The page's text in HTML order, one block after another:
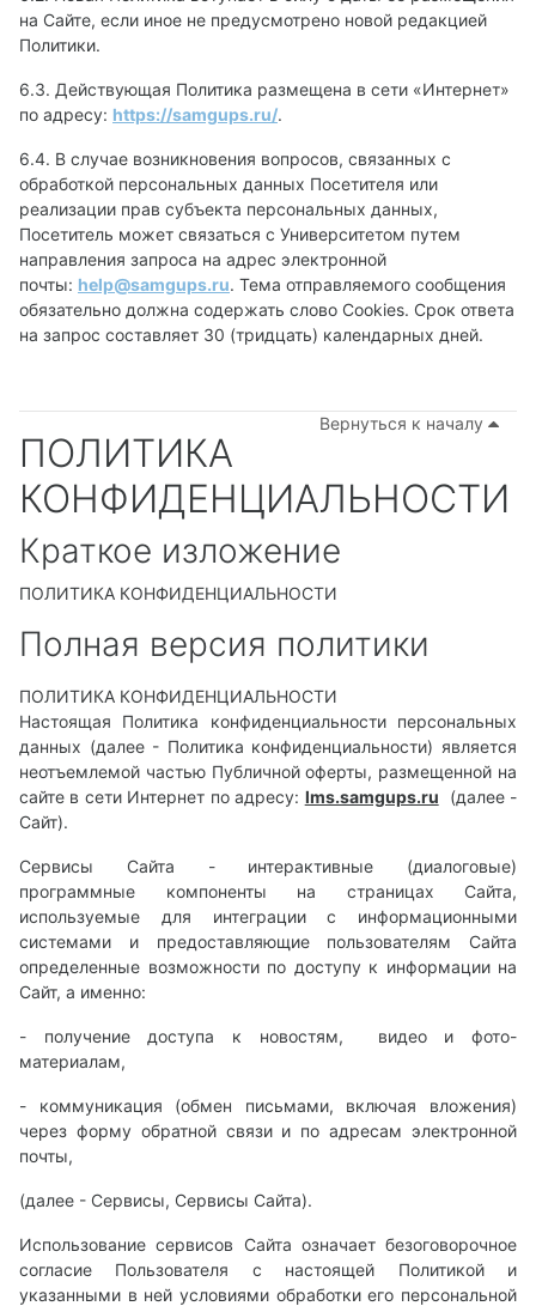
на Сайте, если иное не предусмотрено новой редакцией
Политики.
6.3. Действующая Политика размещена в сети «Интернет»
по адресу: https://samgups.ru/.
6.4. В случае возникновения вопросов, связанных с
обработкой персональных данных Посетителя или
реализации прав субъекта персональных данных,
Посетитель может связаться с Университетом путем
направления запроса на адрес электронной
почты: help@samgups.ru. Тема отправляемого сообщения
обязательно должна содержать слово Cookies. Срок ответа
на запрос составляет 30 (тридцать) календарных дней.
Вернуться к началу
ПОЛИТИКА
КОНФИДЕНЦИАЛЬНОСТИ
Краткое изложение
ПОЛИТИКА КОНФИДЕНЦИАЛЬНОСТИ
Полная версия политики
ПОЛИТИКА КОНФИДЕНЦИАЛЬНОСТИ
Настоящая Политика конфиденциальности персональных
данных (далее - Политика конфиденциальности) является
неотъемлемой частью Публичной оферты, размещенной на
сайте в сети Интернет по адресу: lms.samgups.ru (далее -
Сайт).
Сервисы Сайта - интерактивные (диалоговые)
программные компоненты на страницах Сайта,
используемые для интеграции с информационными
системами и предоставляющие пользователям Сайта
определенные возможности по доступу к информации на
Сайт, а именно:
- получение доступа к новостям, видео и фото-
материалам,
- коммуникация (обмен письмами, включая вложения)
через форму обратной связи и по адресам электронной
почты,
(далее - Сервисы, Сервисы Сайта).
Использование сервисов Сайта означает безоговорочное
согласие Пользователя с настоящей Политикой и
указанными в ней условиями обработки его персональной